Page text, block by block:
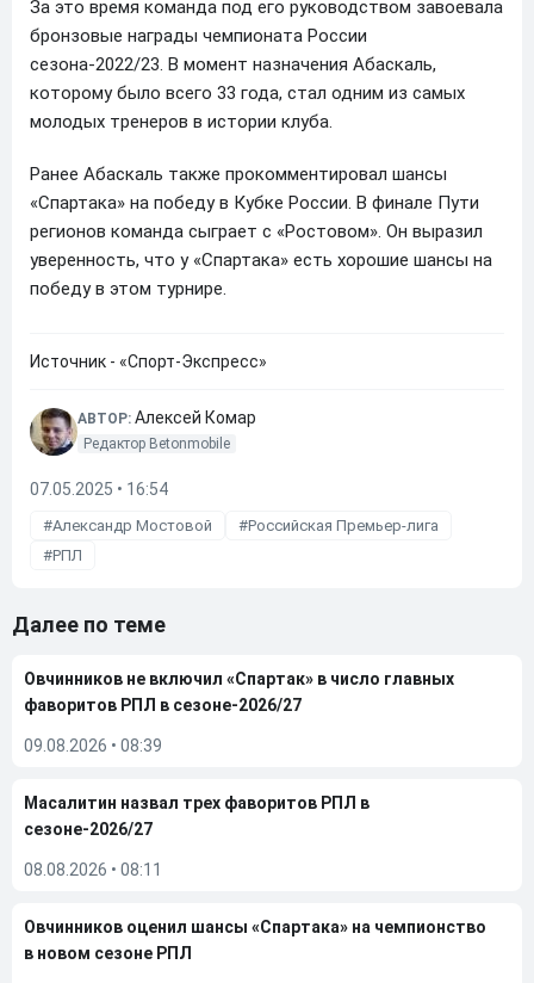
За это время команда под его руководством завоевала
бронзовые награды чемпионата России
сезона-2022/23. В момент назначения Абаскаль,
которому было всего 33 года, стал одним из самых
молодых тренеров в истории клуба.
Ранее Абаскаль также прокомментировал шансы
«Спартака» на победу в Кубке России. В финале Пути
регионов команда сыграет с «Ростовом». Он выразил
уверенность, что у «Спартака» есть хорошие шансы на
победу в этом турнире.
Источник - «Спорт-Экспресс»
АВТОР: Алексей Комар
Редактор Betonmobile
07.05.2025 • 16:54
Александр Мостовой
Российская Премьер-лига
РПЛ
Далее по теме
Овчинников не включил «Спартак» в число главных
фаворитов РПЛ в сезоне-2026/27
09.08.2026 • 08:39
Масалитин назвал трех фаворитов РПЛ в
сезоне-2026/27
08.08.2026 • 08:11
Овчинников оценил шансы «Спартака» на чемпионство
в новом сезоне РПЛ